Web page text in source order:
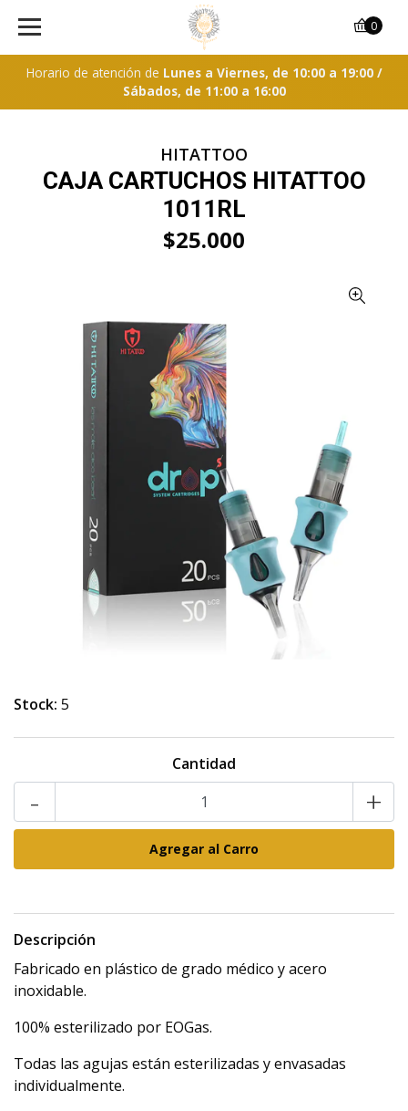
Horario de atención de Lunes a Viernes, de 10:00 a 19:00 /
Sábados, de 11:00 a 16:00
0
HITATTOO
CAJA CARTUCHOS HITATTOO
1011RL
$25.000
Stock: 5
Cantidad
- +
Descripción
Fabricado en plástico de grado médico y acero
inoxidable.
100% esterilizado por EOGas.
Todas las agujas están esterilizadas y envasadas
individualmente.